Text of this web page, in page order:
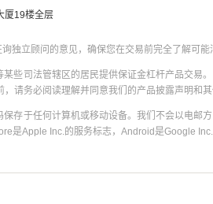
厦19楼全层
独立顾问的意见，确保您在交易前完全了解可能
些司法管辖区的居民提供保证金杠杆产品交易
请务必阅读理解并同意我们的产品披露声明和其
存于任何计算机或移动设备。我们不会以电邮
是Apple Inc.的服务标志，Android是Google Inc.